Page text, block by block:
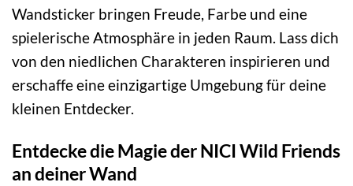
Wandsticker bringen Freude, Farbe und eine
spielerische Atmosphäre in jeden Raum. Lass dich
von den niedlichen Charakteren inspirieren und
erschaffe eine einzigartige Umgebung für deine
kleinen Entdecker.
Entdecke die Magie der NICI Wild Friends
an deiner Wand